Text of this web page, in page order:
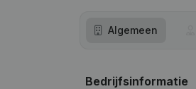
Algemeen
Bedrijfsinformatie